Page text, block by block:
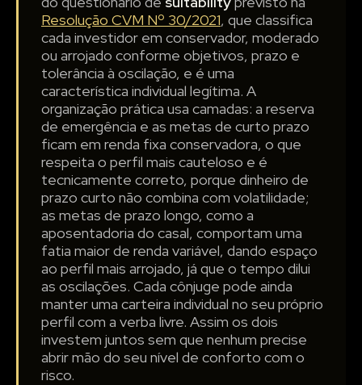
Resolução CVM Nº 30/2021, que classifica
cada investidor em conservador, moderado
ou arrojado conforme objetivos, prazo e
tolerância à oscilação, e é uma
característica individual legítima. A
organização prática usa camadas: a reserva
de emergência e as metas de curto prazo
ficam em renda fixa conservadora, o que
respeita o perfil mais cauteloso e é
tecnicamente correto, porque dinheiro de
prazo curto não combina com volatilidade;
as metas de prazo longo, como a
aposentadoria do casal, comportam uma
fatia maior de renda variável, dando espaço
ao perfil mais arrojado, já que o tempo dilui
as oscilações. Cada cônjuge pode ainda
manter uma carteira individual no seu próprio
perfil com a verba livre. Assim os dois
investem juntos sem que nenhum precise
abrir mão do seu nível de conforto com o
risco.